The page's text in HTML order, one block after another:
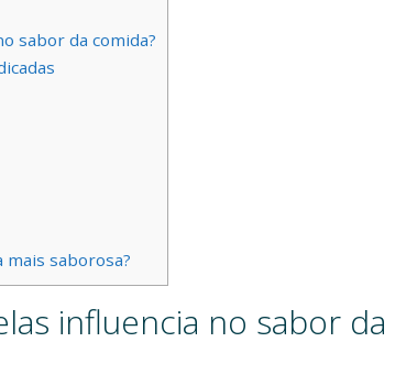
sabor da comida?
mais saborosa?
influencia no sabor da